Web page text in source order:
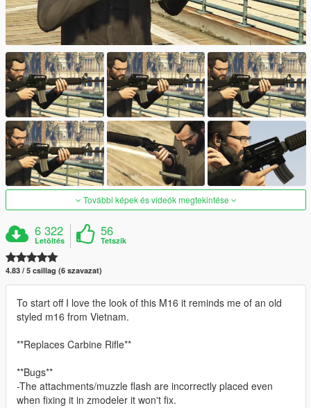
További képek és videók megtekintése
6 322
Letöltés
56
Tetszik
4.83 / 5 csillag (6 szavazat)
To start off I love the look of this M16 it reminds me of an old
styled m16 from Vietnam.
**Replaces Carbine Rifle**
**Bugs**
-The attachments/muzzle flash are incorrectly placed even
when fixing it in zmodeler it won't fix.